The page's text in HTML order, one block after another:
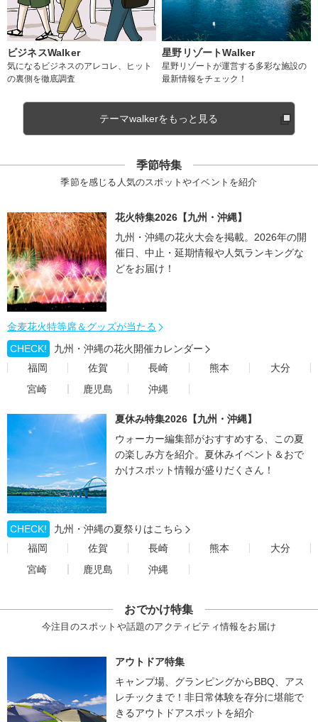
ビジネスWalker
気になるビジネスのアレコレ、ヒット
の裏側を徹底調査
星野リゾートWalker
星野リゾートが運営する多彩な施設の
最新情報をチェック！
テーマwalkerをもっと見る
季節特集
季節を感じる人気のスポットやイベントを紹介
花火特集2026【九州・沖縄】
九州・沖縄の花火大会を掲載。2026年の開
催日、中止・延期情報や人気ランキングな
どをお届け！
金麦花火特等席＆グッズが当たる
CHECK!
九州・沖縄の花火開催カレンダー
福岡
佐賀 長崎 熊本
大分
宮崎
鹿児島 沖縄
夏休み特集2026【九州・沖縄】
ウォーカー編集部がおすすめする、この夏
の楽しみ方を紹介。夏休みイベント＆おで
かけスポット情報が盛りだくさん！
CHECK!
九州・沖縄の夏祭りはこちら
福岡
佐賀 長崎 熊本
大分
宮崎
鹿児島 沖縄
おでかけ特集
今注目のスポットや話題のアクティビティ情報をお届け
アウトドア特集
キャンプ場、グランピングからBBQ、アス
レチックまで！非日常体験を存分に堪能で
きるアウトドアスポットを紹介